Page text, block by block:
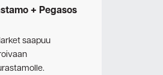
+ Pegasos
saapuu